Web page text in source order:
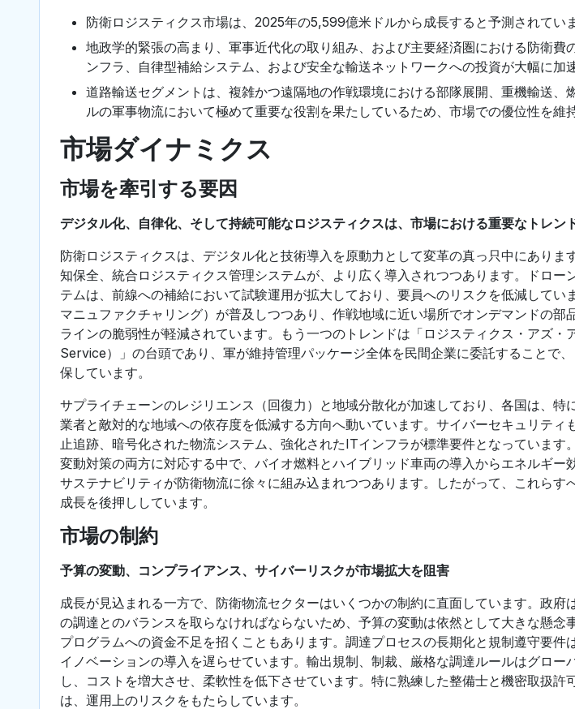
防衛ロジスティクス市場は、2025年の5,599億米ドルから成長すると予測されていま
地政学的緊張の高まり、軍事近代化の取り組み、および主要経済圏における防衛費
ンフラ、自律型補給システム、および安全な輸送ネットワークへの投資が大幅に加
道路輸送セグメントは、複雑かつ遠隔地の作戦環境における部隊展開、重機輸送、
ルの軍事物流において極めて重要な役割を果たしているため、市場での優位性を維
市場ダイナミクス
市場を牽引する要因
デジタル化、自律化、そして持続可能なロジスティクスは、市場における重要なトレン
防衛ロジスティクスは、デジタル化と技術導入を原動力として変革の真っ只中にありま
知保全、統合ロジスティクス管理システムが、より広く導入されつつあります。ドロー
テムは、前線への補給において試験運用が拡大しており、要員へのリスクを低減して
マニュファクチャリング）が普及しつつあり、作戦地域に近い場所でオンデマンドの部
ラインの脆弱性が軽減されています。もう一つのトレンドは「ロジスティクス・アズ
Service）」の台頭であり、軍が維持管理パッケージ全体を民間企業に委託することで
保しています。
サプライチェーンのレジリエンス（回復力）と地域分散化が加速しており、各国は、特
業者と敵対的な地域への依存度を低減する方向へ動いています。サイバーセキュリティ
止追跡、暗号化された物流システム、強化されたITインフラが標準要件となっています
変動対策の両方に対応する中で、バイオ燃料とハイブリッド車両の導入からエネルギー
サステナビリティが防衛物流に徐々に組み込まれつつあります。したがって、これらす
成長を後押ししています。
市場の制約
予算の変動、コンプライアンス、サイバーリスクが市場拡大を阻害
成長が見込まれる一方で、防衛物流セクターはいくつかの制約に直面しています。政府
の調達とのバランスを取らなければならないため、予算の変動は依然として大きな懸念
プログラムへの資金不足を招くこともあります。調達プロセスの長期化と規制遵守要件
イノベーションの導入を遅らせています。輸出規制、制裁、厳格な調達ルールはグロー
し、コストを増大させ、柔軟性を低下させています。特に熟練した整備士と機密取扱許
は、運用上のリスクをもたらしています。